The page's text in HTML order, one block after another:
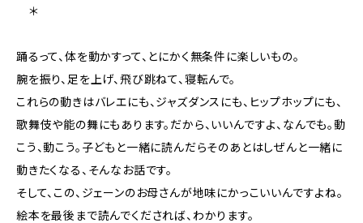
＊
踊るって、体を動かすって、とにかく無条件に楽しいもの。
腕を振り、足を上げ、飛び跳ねて、寝転んで。
これらの動きはバレエにも、ジャズダンスにも、ヒップホップにも、
歌舞伎や能の舞にもあります。だから、いいんですよ、なんでも。動
こう、動こう。子どもと一緒に読んだらそのあとはしぜんと一緒に
動きたくなる、そんなお話です。
そして、この、ジェーンのお母さんが地味にかっこいいんですよね。
絵本を最後まで読んでくだされば、わかります。